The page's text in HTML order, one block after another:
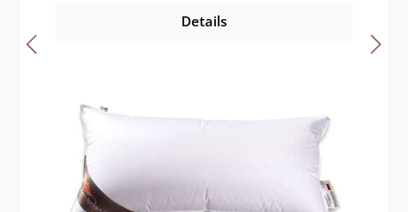
Details